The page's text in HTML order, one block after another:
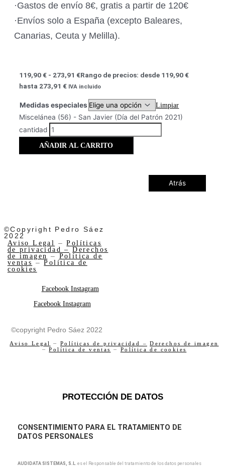
·Gastos de envío 8€, gratis a partir de 120€
·Envíos solo a España (excepto Baleares,
Canarias, Ceuta y Melilla).
119,90€ - 273,91 €Rango de precios: desde 119,90 €
hasta 273,91 € IVA incluido
Medidas especiales Limpiar
Miscelánea (56) - San Javier (Día del Patrón 2021)
cantidad
AÑADIR AL CARRITO
Atrás
©Copyright Pedro Sáez
2022
Aviso Legal –Políticas
de privacidad –
Derechos
de imagen – Política de
ventas –Política de
cookies
Facebook Instagram
Facebook Instagram
©copyright Pedro Sáez 2022
Aviso Legal – Políticas de privacidad –
Derechos de imagen
–Política de ventas – Política de cookies
PROTECCIÓN DE DATOS
CONSENTIMIENTO PARA EL TRATAMIENTO DE
DATOS PERSONALES
AUDIDATA SISTEMAS, S.L es el Responsable del tratamiento de los datos personales